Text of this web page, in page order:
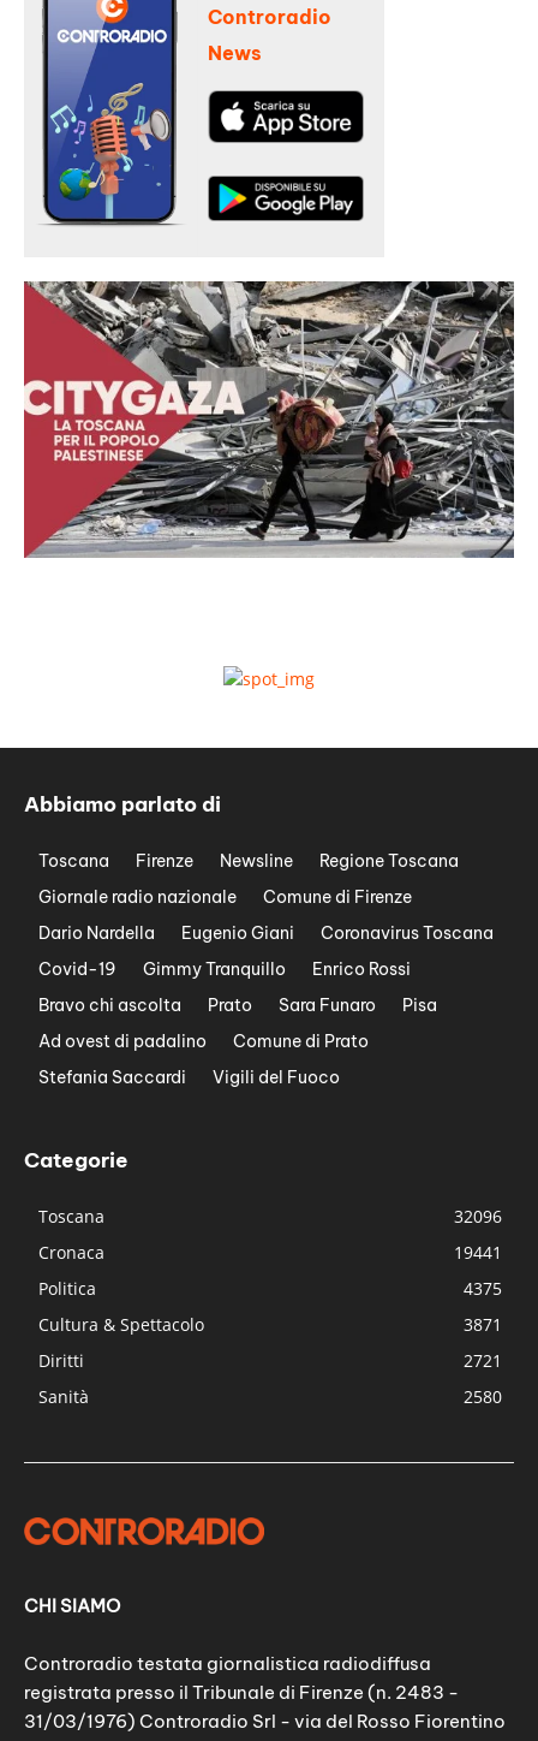
Controradio
News
Abbiamo parlato di
Toscana Firenze Newsline
Regione Toscana
Giornale radio nazionale
Comune di Firenze
Dario Nardella
Eugenio Giani
Coronavirus Toscana
Covid-19
Gimmy Tranquillo
Enrico Rossi
Bravo chi ascolta
Prato Sara Funaro
Pisa
Ad ovest di padalino
Comune di Prato
Stefania Saccardi
Vigili del Fuoco
Categorie
Toscana
32096
Cronaca
19441
Politica
4375
Cultura & Spettacolo
3871
Diritti
2721
Sanità
2580
CHI SIAMO
Controradio testata giornalistica radiodiffusa
registrata presso il Tribunale di Firenze (n. 2483 -
31/03/1976) Controradio Srl - via del Rosso Fiorentino